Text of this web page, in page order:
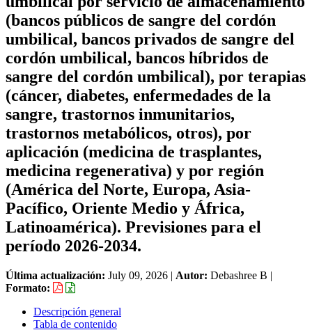
(bancos públicos de sangre del cordón
umbilical, bancos privados de sangre del
cordón umbilical, bancos híbridos de
sangre del cordón umbilical), por terapias
(cáncer, diabetes, enfermedades de la
sangre, trastornos inmunitarios,
trastornos metabólicos, otros), por
aplicación (medicina de trasplantes,
medicina regenerativa) y por región
(América del Norte, Europa, Asia-
Pacífico, Oriente Medio y África,
Latinoamérica). Previsiones para el
período 2026-2034.
Última actualización: July 09, 2026 | Autor: Debashree B |
Formato:
Descripción general
Tabla de contenido